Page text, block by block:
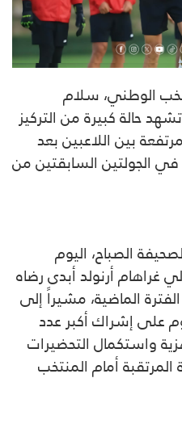
الوطني، سلام
حالة كبيرة من التركيز
بين اللاعبين بعد
في الجولتين السابقتين من
الصباح، اليوم
غراهام أرنولد أبدى رضاه
الماضية، مشيراً إلى
على إشراك أكبر عدد
واستكمال التحضيرات
المرتقبة أمام المنتخب